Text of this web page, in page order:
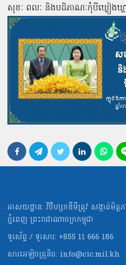
សុខៈ ពលៈ និងបដិភាណៈកុំបីឃ្លៀងឃ្
អាសយដ្ឋាន: វិថីហ្សកឌីមីត្រូវ សង្កាត់មិត្ដ
ភ្នំពេញ ព្រះរាជាណាចក្រកម្ពុជា
ទូរស័ព្ទ / ទូរសារ: +855 11 666 186
សារអេឡិចត្រូនិច: info@cic.mil.kh